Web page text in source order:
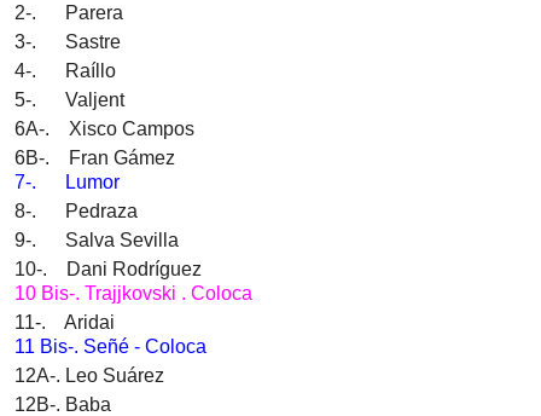
2-. Parera
3-. Sastre
4-. Raíllo
5-. Valjent
6A-. Xisco Campos
6B-. Fran Gámez
7-. Lumor
8-. Pedraza
9-. Salva Sevilla
10-. Dani Rodríguez
10 Bis-. Trajjkovski . Coloca
11-. Aridai
11 Bis-. Señé - Coloca
12A-. Leo Suárez
12B-. Baba